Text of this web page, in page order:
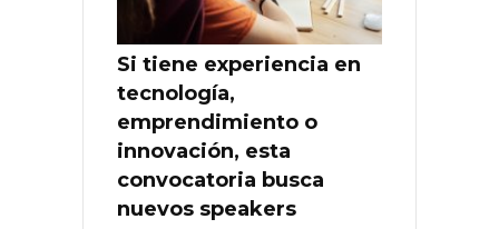
Si tiene experiencia en
tecnología,
emprendimiento o
innovación, esta
convocatoria busca
nuevos speakers